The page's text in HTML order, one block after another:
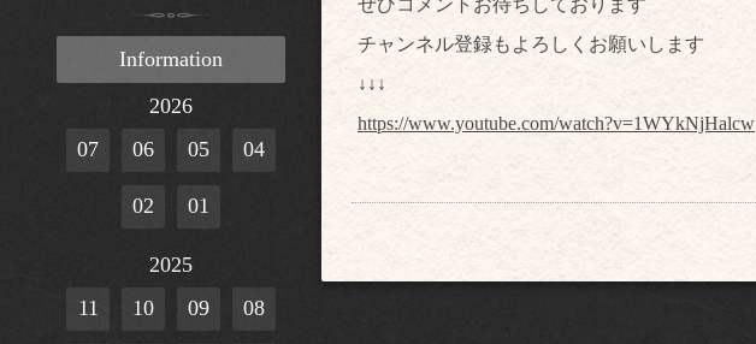
チャンネル登録もよろしくお願いします
↓↓↓
https://www.youtube.com/watch?v=1WYkNjHalcw
Information
2026
07
06 05 04
02 01
2025
11
10 09 08